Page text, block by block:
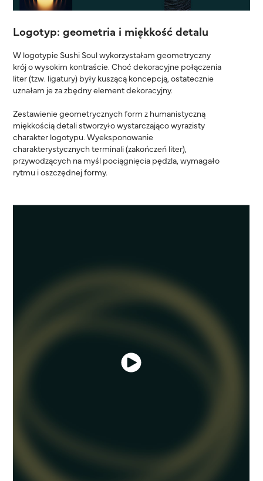
Logotyp: geometria i miękkość detalu
W logotypie Sushi Soul wykorzystałam geometryczny
krój o wysokim kontraście. Choć dekoracyjne połączenia
liter (tzw. ligatury) były kuszącą koncepcją, ostatecznie
uznałam je za zbędny element dekoracyjny.
Zestawienie geometrycznych form z humanistyczną
miękkością detali stworzyło wystarczająco wyrazisty
charakter logotypu. Wyeksponowanie
charakterystycznych terminali (zakończeń liter),
przywodzących na myśl pociągnięcia pędzla, wymagało
rytmu i oszczędnej formy.